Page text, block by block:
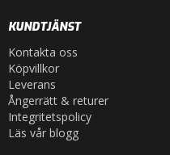
KUNDTJÄNST
Kontakta oss
Köpvillkor
Leverans
Ångerrätt & returer
Integritetspolicy
Läs vår blogg